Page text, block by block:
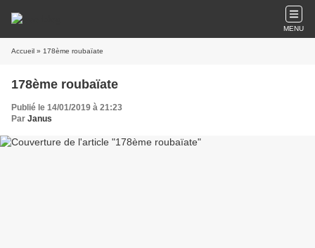
MENU
Accueil » 178ème roubaïate
178ème roubaïate
Publié le 14/01/2019 à 21:23
Par Janus